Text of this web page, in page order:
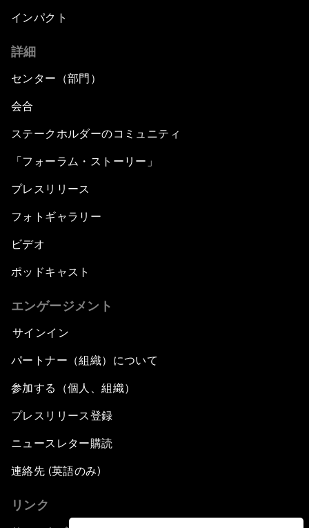
インパクト
詳細
センター（部門）
会合
ステークホルダーのコミュニティ
「フォーラム・ストーリー」
プレスリリース
フォトギャラリー
ビデオ
ポッドキャスト
エンゲージメント
サインイン
パートナー（組織）について
参加する（個人、組織）
プレスリリース登録
ニュースレター購読
連絡先 (英語のみ)
リンク